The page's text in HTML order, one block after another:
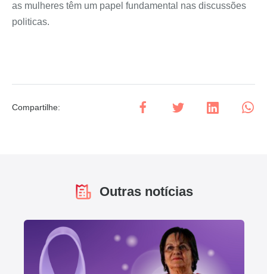
as mulheres têm um papel fundamental nas discussões
politicas.
Compartilhe:
Outras notícias